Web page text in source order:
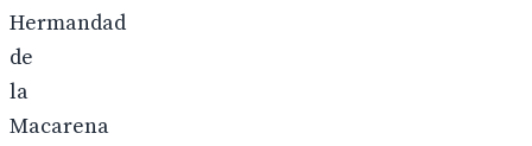
Hermandad
de
la
Macarena